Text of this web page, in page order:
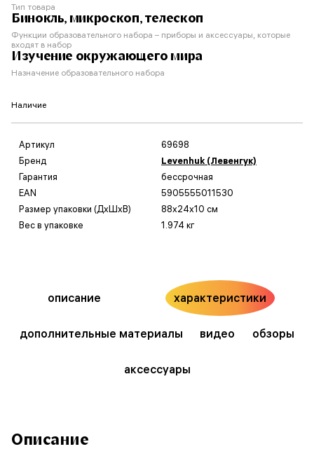
Тип товара
Бинокль, микроскоп, телескоп
Функции образовательного набора – приборы и аксессуары, которые
входят в набор
Изучение окружающего мира
Назначение образовательного набора
Наличие
Артикул
69698
Бренд
Levenhuk (Левенгук)
Гарантия
бессрочная
EAN
5905555011530
Размер упаковки (ДxШxВ)
88x24x10 см
Вес в упаковке
1.974 кг
описание характеристики
дополнительные материалы видео обзоры
аксессуары
Описание